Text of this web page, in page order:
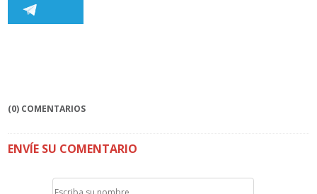
(0) COMENTARIOS
ENVÍE SU COMENTARIO